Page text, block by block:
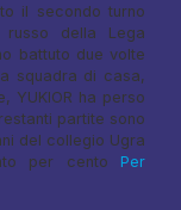
il secondo turno
russo della Lega
battuto due volte
squadra di casa,
YUKIOR ha perso
partite sono
del collegio Ugra
per cento Per